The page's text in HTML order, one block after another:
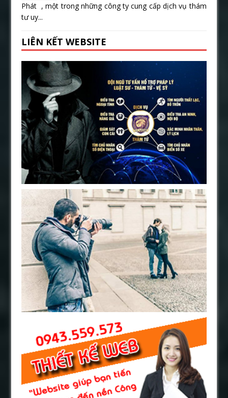
Phát , một trong những công ty cung cấp dịch vụ thám
tư uy...
LIÊN KẾT WEBSITE